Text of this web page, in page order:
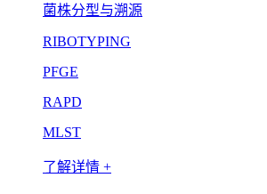
菌株分型与溯源
RIBOTYPING
PFGE
RAPD
MLST
了解详情 +